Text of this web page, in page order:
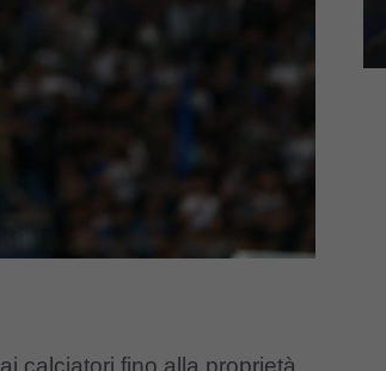
ai calciatori fino alla proprietà